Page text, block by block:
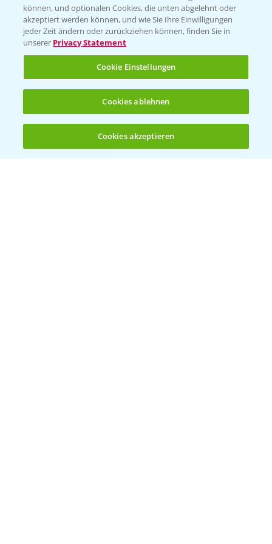
(noch 4)
Wetter Aktuell
BROSCHÜREN
Saatgut
Sonderkulturen
Verantwortung & Sorgfalt
können, und optionalen Cookies, die unten abgelehnt oder
akzeptiert werden können, und wie Sie Ihre Einwilligungen
jeder Zeit ändern oder zurückziehen können, finden Sie in
unserer Privacy Statement
Cookie Einstellungen
Cookies ablehnen
Cookies akzeptieren